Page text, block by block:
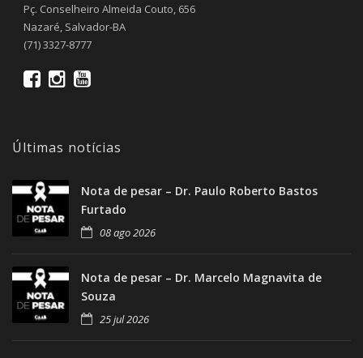
Pç. Conselheiro Almeida Couto, 656
Nazaré, Salvador-BA
(71) 3327-8777
Últimas notícias
Nota de pesar – Dr. Paulo Roberto Bastos
Furtado
08 ago 2026
Nota de pesar – Dr. Marcelo Magnavita de
Souza
25 jul 2026